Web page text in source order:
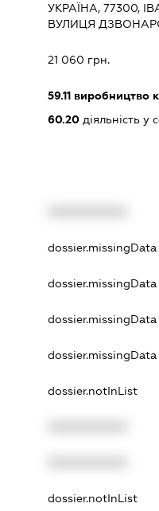
УКРАЇНА, 77300,
ВУЛИЦЯ
21 060 грн.
59.11виробництво
60.20діяльність у
dossier.missingData
dossier.missingData
dossier.missingData
dossier.missingData
dossier.notInList
dossier.notInList